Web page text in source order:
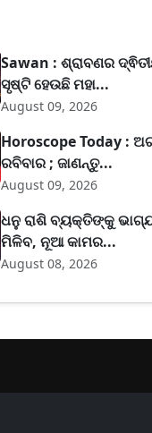
Sawan : ଶ୍ରାବଣର
ସୃଷ୍ଟି ହେଉଛି ମହା...
August 09, 2026
Horoscope Today :
ରବିବାର ; ଜାଣନ୍ତୁ...
August 09, 2026
ଧନୁ ରାଶି ବ୍ୟକ୍ତିଙ୍କୁ
ମିଳିବ, ନୂଆ କାମର...
August 08, 2026